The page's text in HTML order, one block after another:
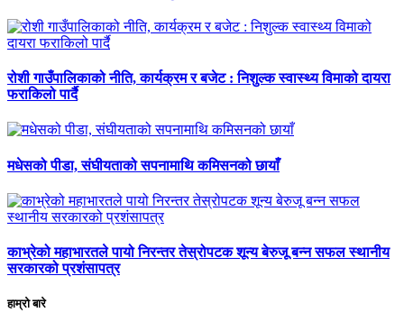
रोशी गाउँपालिकाको नीति, कार्यक्रम र बजेट : निशुल्क स्वास्थ्य विमाको दायरा
फराकिलो पार्दै
मधेसको पीडा, संघीयताको सपनामाथि कमिसनको छायाँ
काभ्रेको महाभारतले पायो निरन्तर तेस्रोपटक शून्य बेरुजू बन्न सफल स्थानीय
सरकारको प्रशंसापत्र
हाम्रो बारे